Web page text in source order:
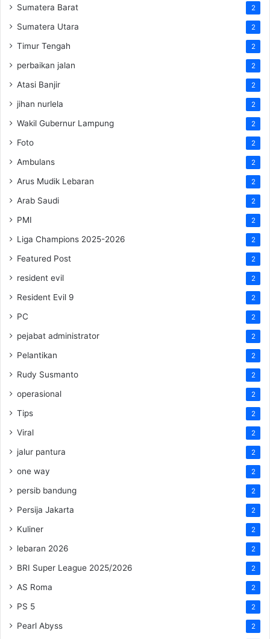
Sumatera Barat 2
Sumatera Utara 2
Timur Tengah 2
perbaikan jalan 2
Atasi Banjir 2
jihan nurlela 2
Wakil Gubernur Lampung 2
Foto 2
Ambulans 2
Arus Mudik Lebaran 2
Arab Saudi 2
PMI 2
Liga Champions 2025-2026 2
Featured Post 2
resident evil 2
Resident Evil 9 2
PC 2
pejabat administrator 2
Pelantikan 2
Rudy Susmanto 2
operasional 2
Tips 2
Viral 2
jalur pantura 2
one way 2
persib bandung 2
Persija Jakarta 2
Kuliner 2
lebaran 2026 2
BRI Super League 2025/2026 2
AS Roma 2
PS 5 2
Pearl Abyss 2